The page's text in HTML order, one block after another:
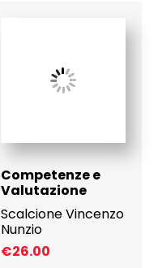
Competenze e
Valutazione
Scalcione Vincenzo
Nunzio
€26.00